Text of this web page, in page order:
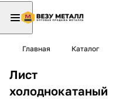
Главная Каталог
Лист
холоднокатаный